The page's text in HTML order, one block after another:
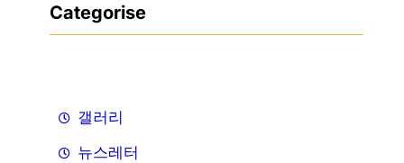
Categorise
갤러리
뉴스레터